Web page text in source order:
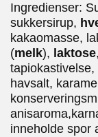
Ingredienser:
sukkersirup,
kakaomasse,
(melk), laktose
havsalt,
inneholde spor